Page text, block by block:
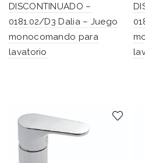
DISCONTINUADO –
0181.02/D3 Dalia – Juego
monocomando para
lavatorio